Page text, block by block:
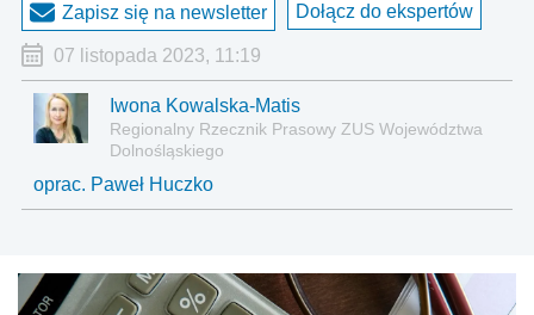
Zapisz się na newsletter Dołącz do ekspertów
07 listopada 2023, 11:19
Iwona Kowalska-Matis
Regionalny Rzecznik Prasowy ZUS Województwa
Dolnośląskiego
oprac. Paweł Huczko